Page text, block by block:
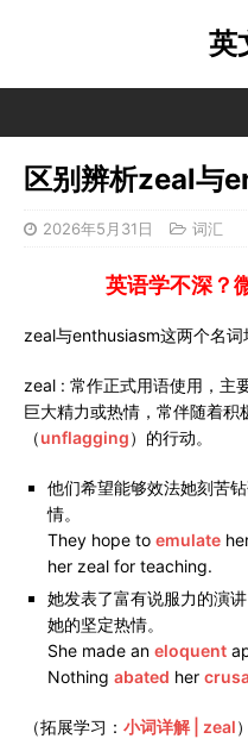
英
区别辨析zeal与
2026年5月31日 词汇
英语学不深？
zeal与enthusiasm这两个名词
zeal : 常作正式用语使用，主
巨大精力或热情，常伴随着积
（unflagging）的行动。
他们希望能够效法她刻苦
情。
They hope to emulate
her zeal for teaching.
她发表了富有说服力的演
她的坚定热情。
She made an eloquent
Nothing abated her
（拓展学习： 小词详解 | zeal）